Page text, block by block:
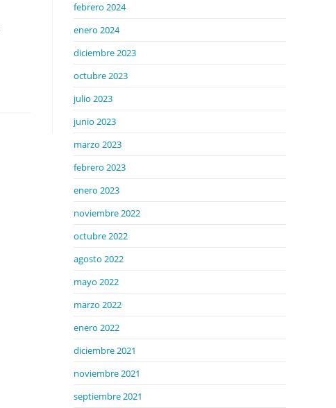
febrero 2024
enero 2024
diciembre 2023
octubre 2023
julio 2023
junio 2023
marzo 2023
febrero 2023
enero 2023
noviembre 2022
octubre 2022
agosto 2022
mayo 2022
marzo 2022
enero 2022
diciembre 2021
noviembre 2021
septiembre 2021